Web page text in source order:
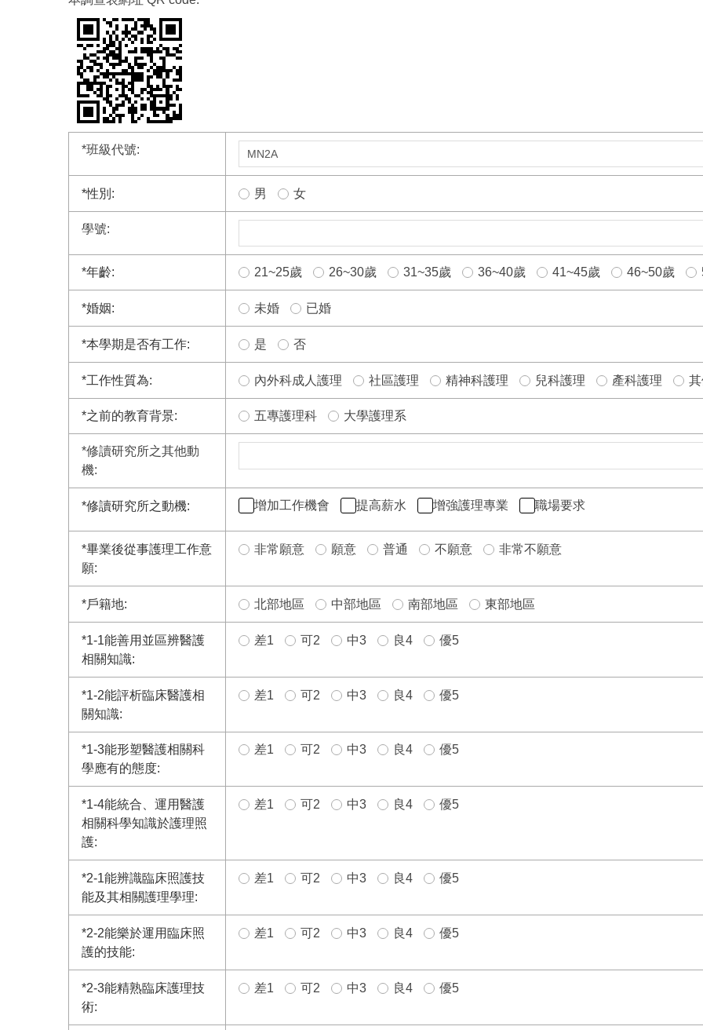
*班級代號:
*性別: 男 女
學號:
*年齡: 21~25歲 26~30歲 31~35歲 36~40歲 41~45歲 46~50歲
*婚姻: 未婚 已婚
*本學期是否有工作: 是 否
*工作性質為: 內外科成人護理 社區護理 精神科護理 兒科護理 產科護理
*之前的教育背景: 五專護理科 大學護理系
*修讀研究所之其他動
機:
*修讀研究所之動機: 增加工作機會 提高薪水 增強護理專業 職場要求
*畢業後從事護理工作意
願:
非常願意 願意 普通 不願意 非常不願意
*戶籍地: 北部地區 中部地區 南部地區 東部地區
*1-1能善用並區辨醫護
相關知識:
差1 可2 中3 良4 優5
*1-2能評析臨床醫護相
關知識:
差1 可2 中3 良4 優5
*1-3能形塑醫護相關科
學應有的態度:
差1 可2 中3 良4 優5
*1-4能統合、運用醫護
相關科學知識於護理照
護:
差1 可2 中3 良4 優5
*2-1能辨識臨床照護技
能及其相關護理學理:
差1 可2 中3 良4 優5
*2-2能樂於運用臨床照
護的技能:
差1 可2 中3 良4 優5
*2-3能精熟臨床護理技
術:
差1 可2 中3 良4 優5